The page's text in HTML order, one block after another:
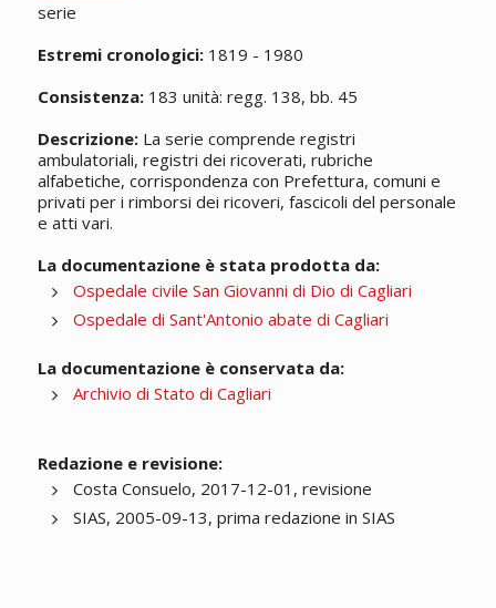
serie
Estremi cronologici:1819 - 1980
Consistenza:183 unità: regg. 138, bb. 45
Descrizione:La serie comprende registri
ambulatoriali, registri dei ricoverati, rubriche
alfabetiche, corrispondenza con Prefettura, comuni e
privati per i rimborsi dei ricoveri, fascicoli del personale
e atti vari.
La documentazione è stata prodotta da:
Ospedale civile San Giovanni di Dio di Cagliari
Ospedale di Sant'Antonio abate di Cagliari
La documentazione è conservata da:
Archivio di Stato di Cagliari
Redazione e revisione:
Costa Consuelo, 2017-12-01, revisione
SIAS, 2005-09-13, prima redazione in SIAS